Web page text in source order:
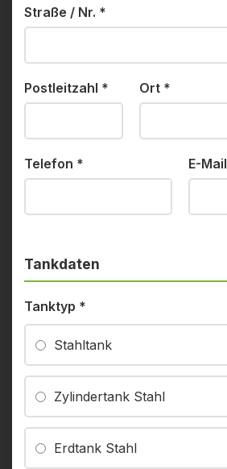
Straße / Nr. *
Postleitzahl * Ort *
Telefon * E-Mail
Tankdaten
Tanktyp *
Stahltank
Zylindertank Stahl
Erdtank Stahl